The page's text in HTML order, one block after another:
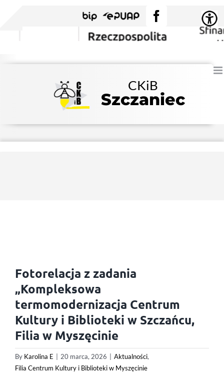
BIP EPUAPFacebook
CKiB
Szczaniec
Fotorelacja z zadania
„Kompleksowa
termomodernizacja Centrum
Kultury i Biblioteki w Szczańcu,
Filia w Myszęcinie
By Karolina E 20 marca, 2026 Aktualności,
Filia Centrum Kultury i Biblioteki w Myszęcinie